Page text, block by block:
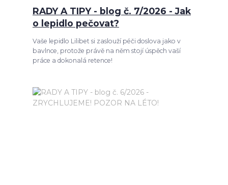
RADY A TIPY - blog č. 7/2026 - Jak
o lepidlo pečovat?
Vaše lepidlo Lilibet si zaslouží péči doslova jako v
bavlnce, protože právě na něm stojí úspěch vaší
práce a dokonalá retence!